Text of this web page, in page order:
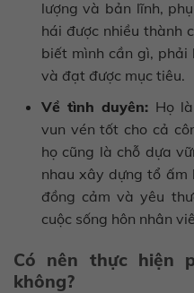
lượng và bản lĩnh,
hái được nhiều thành
biết mình cần gì,
và đạt được mục tiêu.
Về tình duyên: Họ
vun vén tốt cho cả
họ cũng là chỗ dựa
nhau xây dựng tổ ấm
đồng cảm và yêu
cuộc sống hôn nhân
Có nên thực hiện
không?